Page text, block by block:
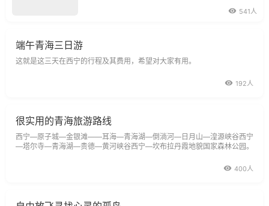
游行前须知塔尔寺和青海湖一年四季都可以旅行。541人
端午青海三日游
这就是这三天在西宁的行程及其费用，希望对大家有用。
192人
很实用的青海旅游路线
西宁—原子城—金银滩——耳海—青海湖—倒淌河—日月山—湟源峡谷西宁
—塔尔寺—青海湖—贵德—黄河峡谷西宁—坎布拉丹霞地貌国家森林公园。
400人